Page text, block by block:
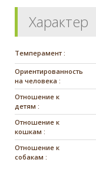
Характер
Темперамент :
Ориентированность
на человека :
Отношение к
детям :
Отношение к
кошкам :
Отношение к
собакам :